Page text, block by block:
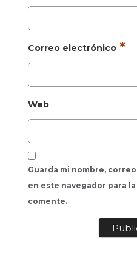
Correo electrónico *
Web
Guarda mi nombre,
en este navegador para
comente.